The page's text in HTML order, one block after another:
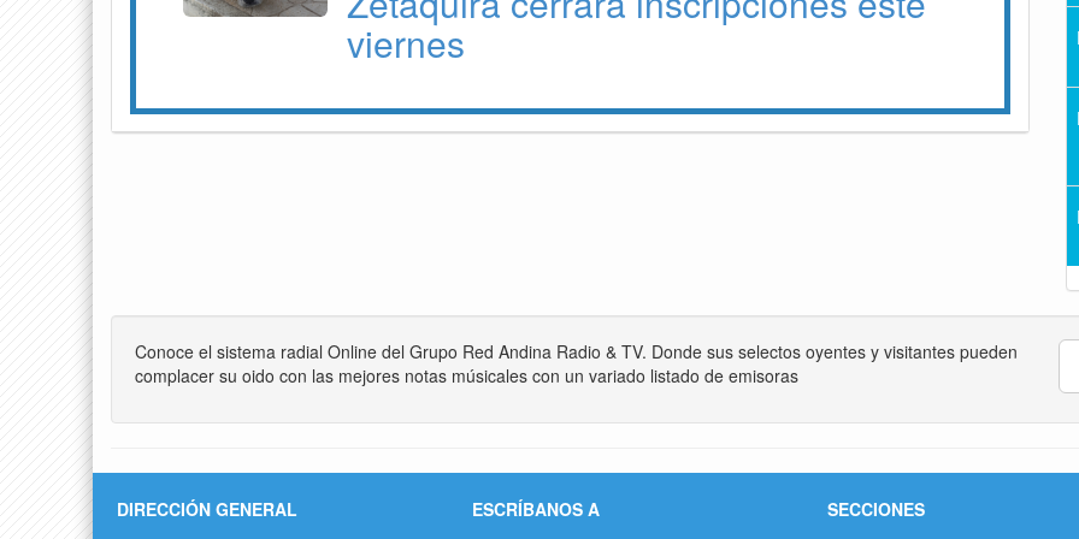
viernes
Conoce el sistema radial Online del Grupo Red Andina Radio & TV. Donde sus selectos oyentes y visitantes pueden
complacer su oido con las mejores notas músicales con un variado listado de emisoras
DIRECCIÓN GENERAL ESCRÍBANOS A SECCIONES